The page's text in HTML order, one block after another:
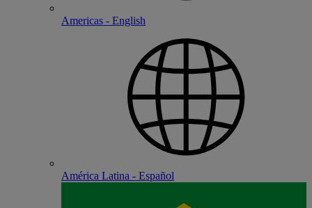
Americas - English
América Latina - Español